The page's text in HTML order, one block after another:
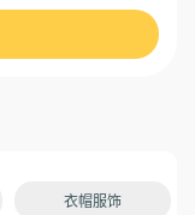
衣帽服饰